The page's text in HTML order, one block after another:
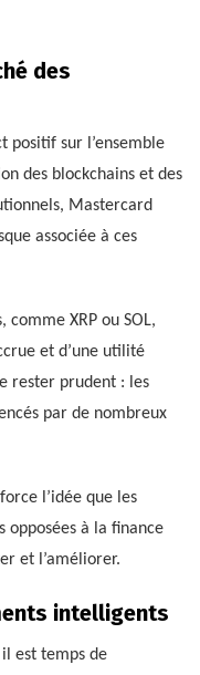
des
sur l’ensemble
des blockchains et des
Mastercard
associée à ces
comme XRP ou SOL,
et d’une utilité
rester prudent : les
par de nombreux
l’idée que les
opposées à la finance
et l’améliorer.
intelligents
est temps de